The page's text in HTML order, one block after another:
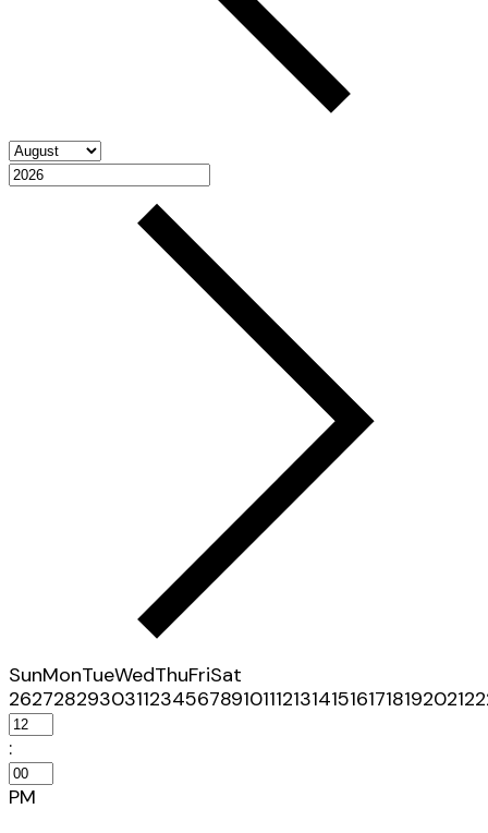
SunMonTueWedThuFriSat
26272829303112345678910111213141516171819202122
:
PM